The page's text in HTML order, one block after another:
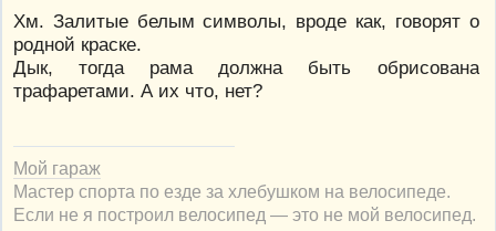
Хм. Залитые белым символы, вроде как, говорят о
родной краске.
Дык, тогда рама должна быть обрисована
трафаретами. А их что, нет?
Мой гараж
Мастер спорта по езде за хлебушком на велосипеде.
Если не я построил велосипед — это не мой велосипед.